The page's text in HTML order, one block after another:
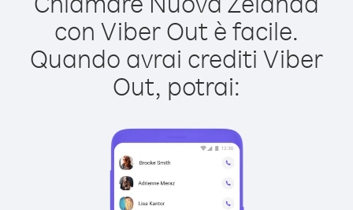
con Viber Out è facile.
Quando avrai crediti Viber
Out, potrai: